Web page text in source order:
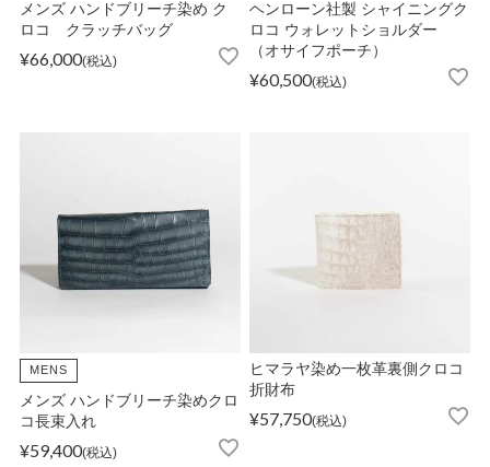
メンズ ハンドブリーチ染め ク
ロコ クラッチバッグ
¥66,000 税込
ヘンローン社製 シャイニングク
ロコ ウォレットショルダー
（オサイフポーチ）
¥60,500 税込
MENS
メンズ ハンドブリーチ染めクロ
コ長束入れ
¥59,400 税込
ヒマラヤ染め一枚革裏側クロコ
折財布
¥57,750 税込